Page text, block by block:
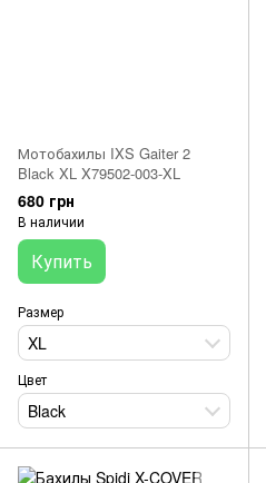
Мотобахилы IXS Gaiter 2
Black XL X79502-003-XL
680 грн
В наличии
Купить
Размер
XL
Цвет
Black